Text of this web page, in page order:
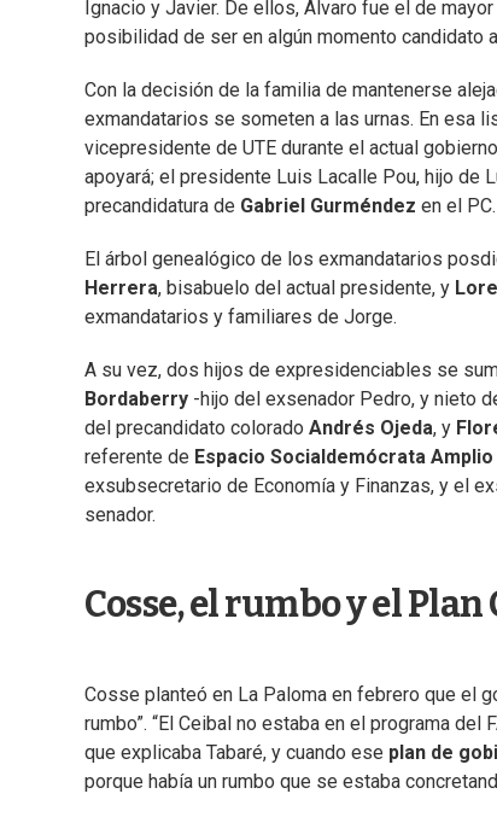
Ignacio y Javier. De ellos, Álvaro fue el de
posibilidad de ser en algún momento candidato
Con la decisión de la familia de mantenerse
exmandatarios se someten a las urnas. En esa
vicepresidente de UTE durante el actual
apoyará; el presidente Luis Lacalle Pou, hijo de
precandidatura de Gabriel Gurméndez en el PC.
El árbol genealógico de los exmandatarios
Herrera, bisabuelo del actual presidente, y
exmandatarios y familiares de Jorge.
A su vez, dos hijos de expresidenciables se
Bordaberry -hijo del exsenador Pedro, y nieto
del precandidato colorado Andrés Ojeda, y
referente de Espacio Socialdemócrata Amplio
exsubsecretario de Economía y Finanzas, y el
senador.
Cosse, el rumbo y el Plan
Cosse planteó en La Paloma en febrero que el
rumbo”. “El Ceibal no estaba en el programa del
que explicaba Tabaré, y cuando ese plan de
porque había un rumbo que se estaba